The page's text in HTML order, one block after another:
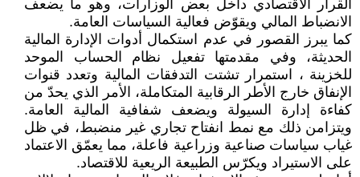
القرار الاقتصادي داخل بعض الوزارات، وهو ما يضعف
الانضباط المالي ويقوّض فعالية السياسات العامة.
كما يبرز القصور في عدم استكمال أدوات الإدارة المالية
الحديثة، وفي مقدمتها تفعيل نظام الحساب الموحد
للخزينة ، استمرار تشتت التدفقات المالية وتعدد قنوات
الإنفاق خارج الأطر الرقابية المتكاملة، الأمر الذي يحدّ من
كفاءة إدارة السيولة ويضعف شفافية المالية العامة.
ويتزامن ذلك مع نمط انفتاح تجاري غير منضبط، في ظل
غياب سياسات صناعية وزراعية فاعلة، مما يعمّق الاعتماد
على الاستيراد ويكرّس الطبيعة الريعية للاقتصاد.